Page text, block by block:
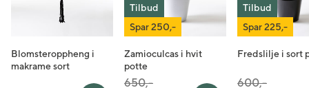
Blomsteroppheng i
makrame sort
Tilbud
Spar 250,-
Zamioculcas i hvit
potte
Pris satt ned fra
650,-til
Tilbud
Spar 225,-
Fredslilje i sort
Pris satt ned
600,-til